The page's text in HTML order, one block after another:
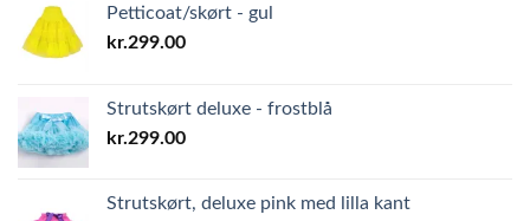
Petticoat/skørt - gul
kr.299.00
Strutskørt deluxe - frostblå
kr.299.00
Strutskørt, deluxe pink med lilla kant